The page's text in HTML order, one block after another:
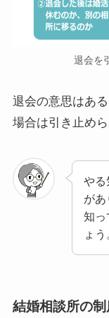
退会を
退会の意思はあ
場合は引き止め
やる
が
知っ
ょう
結婚相談所の